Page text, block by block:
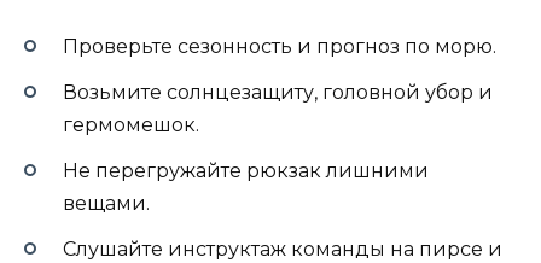
Проверьте сезонность и прогноз по морю.
Возьмите солнцезащиту, головной убор и
гермомешок.
Не перегружайте рюкзак лишними
вещами.
Слушайте инструктаж команды на пирсе и